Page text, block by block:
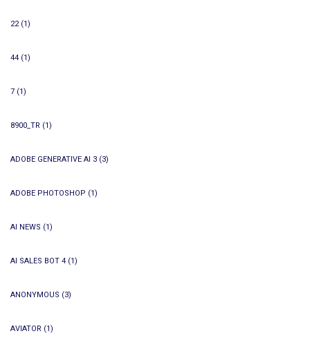
22(1)
44 (1)
7 (1)
8900_TR (1)
ADOBE GENERATIVE AI 3 (3)
ADOBE PHOTOSHOP (1)
AI NEWS (1)
AI SALES BOT 4 (1)
ANONYMOUS (3)
AVIATOR (1)